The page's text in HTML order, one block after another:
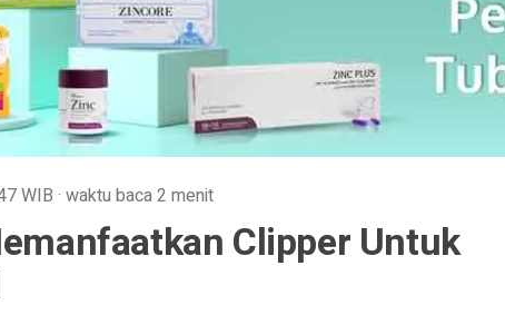
WIB · waktu baca 2 menit
Clipper Untuk